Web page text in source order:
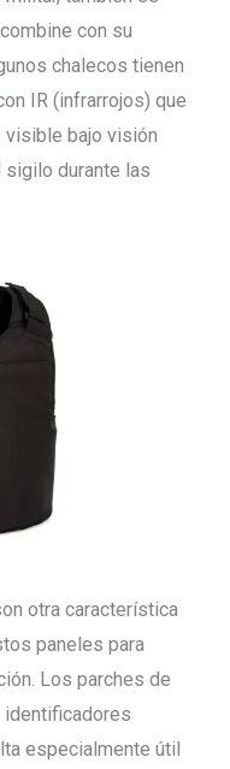
con su
chalecos tienen
IR (infrarrojos) que
visible bajo visión
sigilo durante las
otra característica
paneles para
Los parches de
especialmente útil